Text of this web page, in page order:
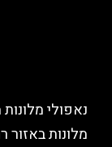
נאפולי
מלונות באזור